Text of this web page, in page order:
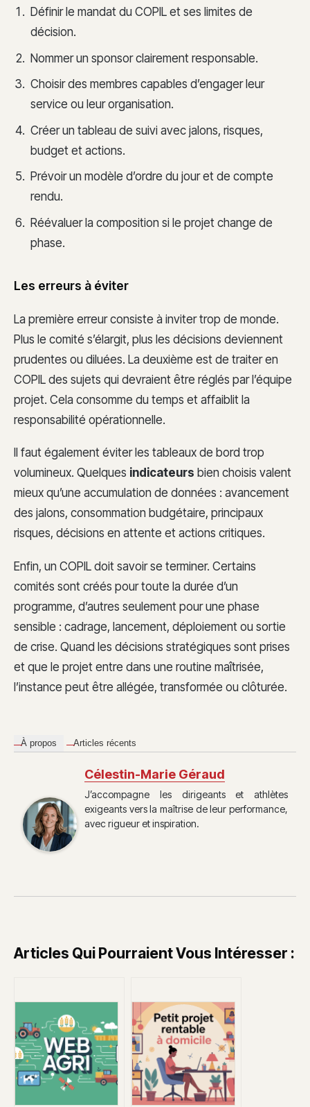
Définir le mandat du COPIL et ses limites de
décision.
Nommer un sponsor clairement responsable.
Choisir des membres capables d’engager leur
service ou leur organisation.
Créer un tableau de suivi avec jalons, risques,
budget et actions.
Prévoir un modèle d’ordre du jour et de compte
rendu.
Réévaluer la composition si le projet change de
phase.
Les erreurs à éviter
La première erreur consiste à inviter trop de monde.
Plus le comité s’élargit, plus les décisions deviennent
prudentes ou diluées. La deuxième est de traiter en
COPIL des sujets qui devraient être réglés par l’équipe
projet. Cela consomme du temps et affaiblit la
responsabilité opérationnelle.
Il faut également éviter les tableaux de bord trop
volumineux. Quelques indicateurs bien choisis valent
mieux qu’une accumulation de données : avancement
des jalons, consommation budgétaire, principaux
risques, décisions en attente et actions critiques.
Enfin, un COPIL doit savoir se terminer. Certains
comités sont créés pour toute la durée d’un
programme, d’autres seulement pour une phase
sensible : cadrage, lancement, déploiement ou sortie
de crise. Quand les décisions stratégiques sont prises
et que le projet entre dans une routine maîtrisée,
l’instance peut être allégée, transformée ou clôturée.
À propos Articles récents
Célestin-Marie Géraud
J’accompagne les dirigeants et athlètes
exigeants vers la maîtrise de leur performance,
avec rigueur et inspiration.
Articles Qui Pourraient Vous Intéresser :